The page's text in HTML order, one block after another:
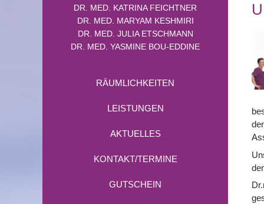
DR. MED. KATRINA FEICHTNER
DR. MED. MARYAM KESHMIRI
DR. MED. JULIA ETSCHMANN
DR. MED. YASMINE BOU-EDDINE
RÄUMLICHKEITEN
LEISTUNGEN
AKTUELLES
KONTAKT/TERMINE
GUTSCHEIN